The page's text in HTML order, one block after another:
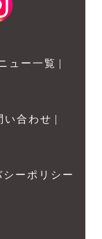
ュー一覧 |
い合わせ |
シーポリシー